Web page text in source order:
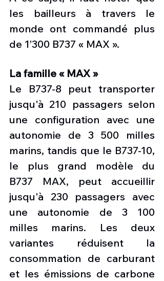
les bailleurs à travers le
monde ont commandé plus
de 1’300 B737 « MAX ».
La famille « MAX »
Le B737-8 peut transporter
jusqu'à 210 passagers selon
une configuration avec une
autonomie de 3 500 milles
marins, tandis que le B737-10,
le plus grand modèle du
B737 MAX, peut accueillir
jusqu'à 230 passagers avec
une autonomie de 3 100
milles marins. Les deux
variantes réduisent la
consommation de carburant
et les émissions de carbone